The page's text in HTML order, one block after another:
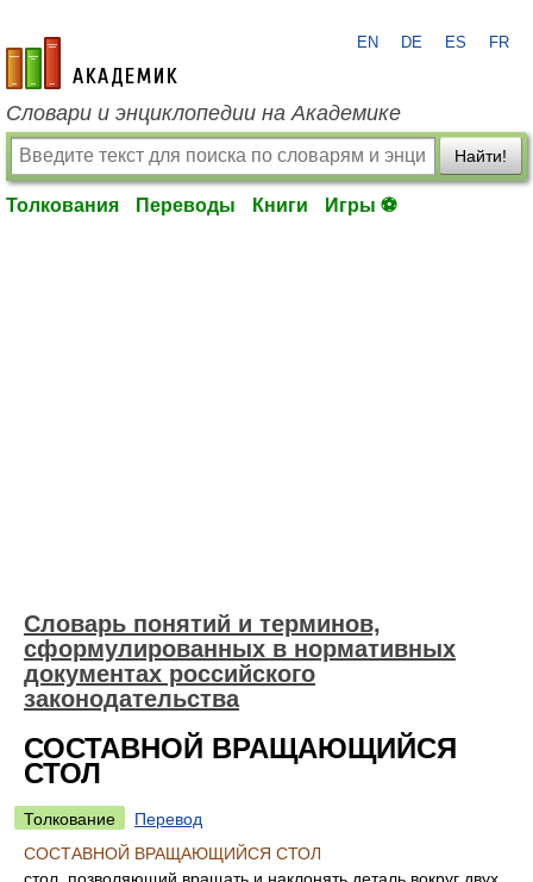
academic.ru
EN DE ES FR
Словари и энциклопедии на Академике
Найти!
Толкования Переводы Книги Игры ⚽
Словарь понятий и терминов,
сформулированных в нормативных
документах российского
законодательства
СОСТАВНОЙ ВРАЩАЮЩИЙСЯ
СТОЛ
Толкование
Перевод
СОСТАВНОЙ ВРАЩАЮЩИЙСЯ СТОЛ